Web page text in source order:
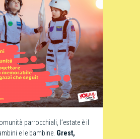
parrocchiali, l’estate è il
e le bambine. Grest,